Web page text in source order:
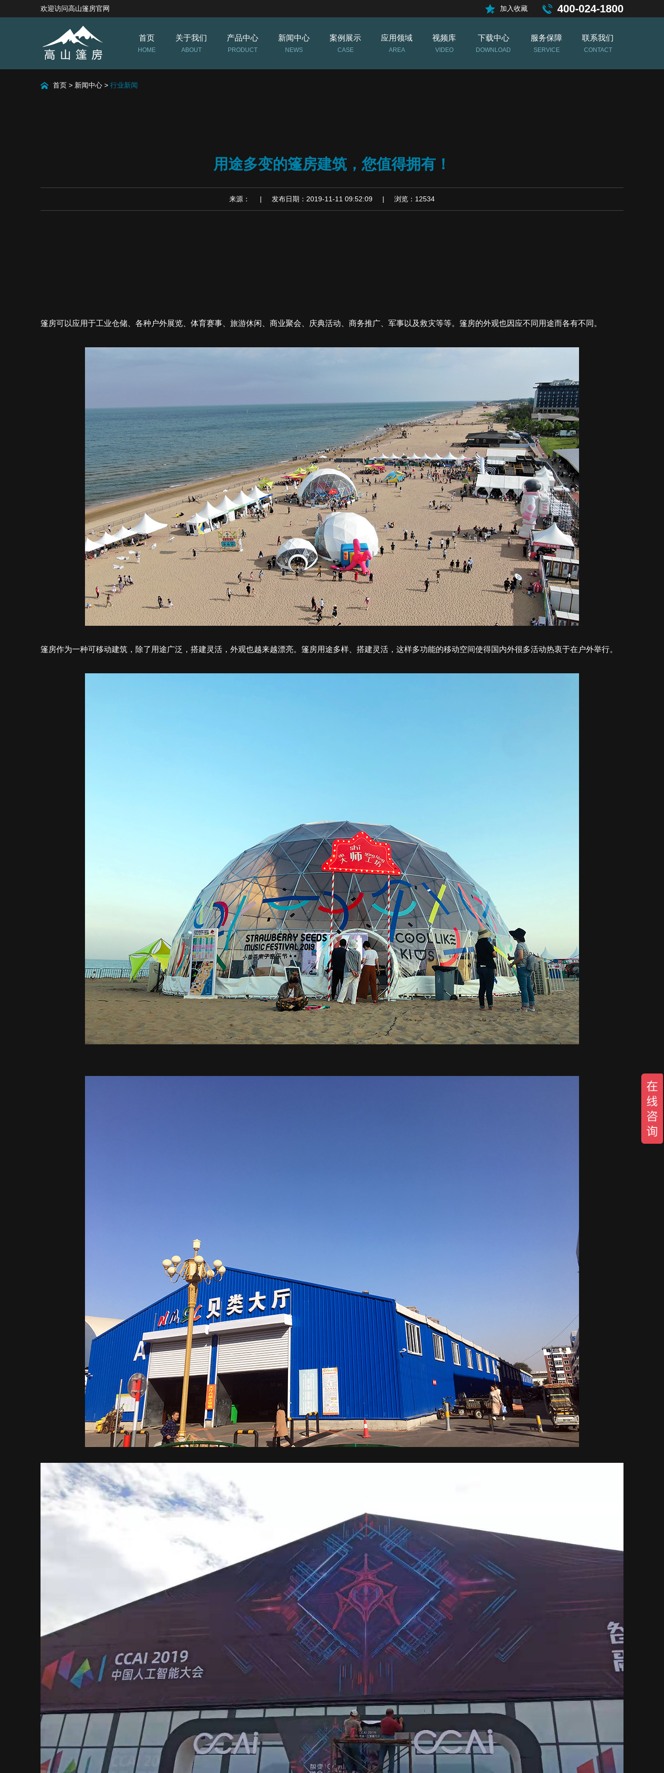
欢迎访问高山篷房官网 加入收藏 400-024-1800
首页
HOME
关于我们
ABOUT
产品中心
PRODUCT
新闻中心
NEWS
案例展示
CASE
应用领域
AREA
视频库
VIDEO
下载中心
DOWNLOAD
服务保障
SERVICE
联系我们
CONTACT
首页 > 新闻中心 > 行业新闻
用途多变的篷房建筑，您值得拥有！
来源： | 发布日期：2019-11-11 09:52:09 | 浏览：12534
篷房可以应用于工业仓储、各种户外展览、体育赛事、旅游休闲、商业聚会、庆典活动、商务推广、军事以及救灾等等。篷房的外观也因应不同用途而各有不同。
篷房作为一种可移动建筑，除了用途广泛，搭建灵活，外观也越来越漂亮。篷房用途多样、搭建灵活，这样多功能的移动空间使得国内外很多活动热衷于在户外举行。